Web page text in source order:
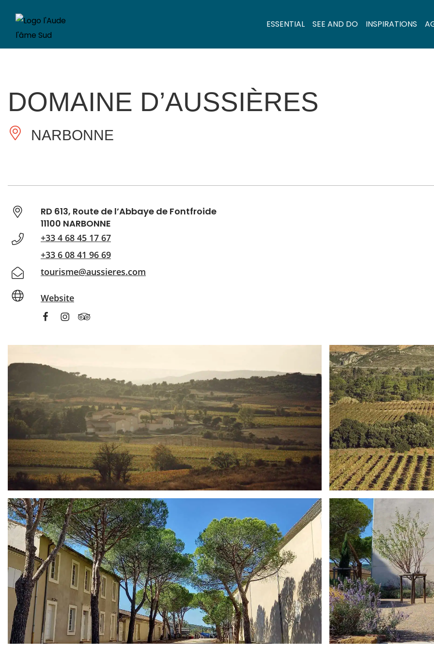
ESSENTIAL SEE AND DO INSPIRATIONS
DOMAINE D’AUSSIÈRES
NARBONNE
RD 613, Route de l’Abbaye de Fontfroide
11100 NARBONNE
+33 4 68 45 17 67
+33 6 08 41 96 69
tourisme@aussieres.com
Website